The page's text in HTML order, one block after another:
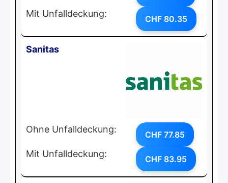
Mit Unfalldeckung: CHF 80.35
Sanitas
Ohne Unfalldeckung: CHF 77.85
Mit Unfalldeckung: CHF 83.95